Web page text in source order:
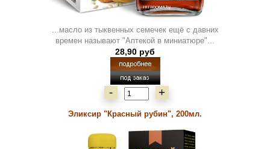
...масло из тыквенных семечек ещё с давних
времен называют "Аптекой в миниатюре"...
28,90 руб
- +
Эликсир "Красный рубин", 200мл.